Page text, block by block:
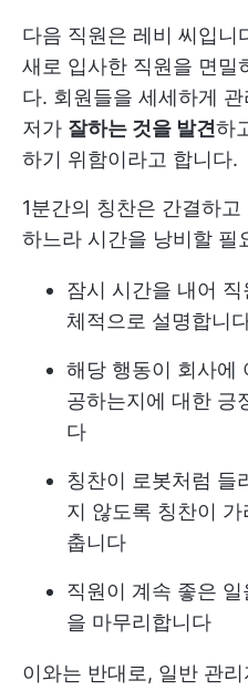
다음 직원은 레비 씨입니
새로 입사한 직원을 면밀
다. 회원들을 세세하게
저가 잘하는 것을 발견하
하기 위함이라고 합니다.
1분간의 칭찬은 간결하
하느라 시간을 낭비할 필
잠시 시간을 내어
체적으로 설명합니
해당 행동이 회사에
공하는지에 대한 긍
다
칭찬이 로봇처럼 들
지 않도록 칭찬이
춥니다
직원이 계속 좋은
을 마무리합니다
이와는 반대로, 일반 관